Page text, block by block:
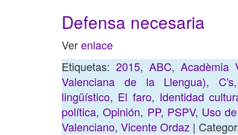
Defensa necesaria
Verenlace
Etiquetas: 2015, ABC, Acadèmia
Valenciana de la Llengua), C's,
lingüístico, El faro, Identidad
política,Opinión, PP, PSPV, Uso
Valenciano, Vicente Ordaz |